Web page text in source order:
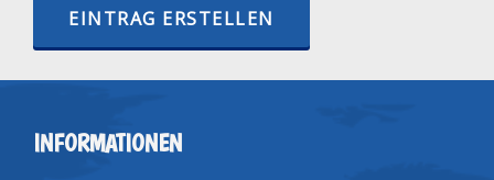
EINTRAG ERSTELLEN
INFORMATIONEN